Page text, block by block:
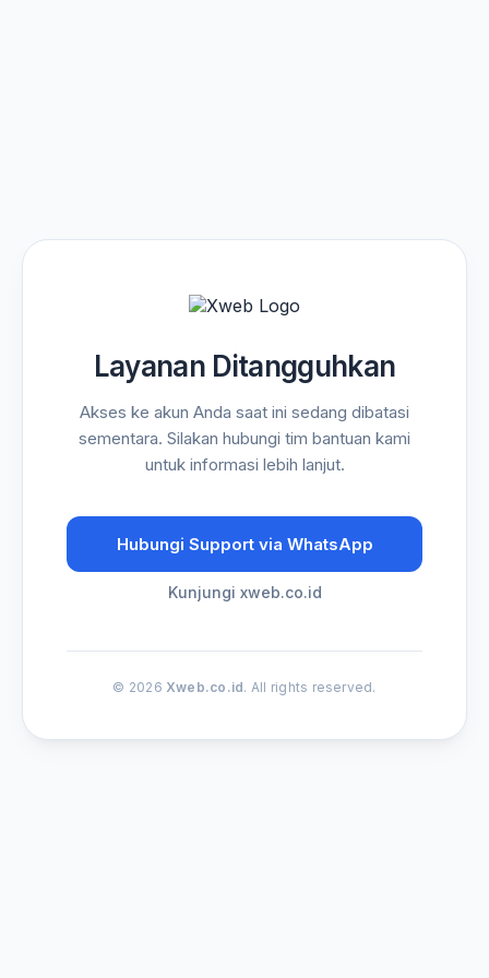
Layanan Ditangguhkan
Akses ke akun Anda saat ini sedang dibatasi
sementara. Silakan hubungi tim bantuan kami
untuk informasi lebih lanjut.
Hubungi Support via WhatsApp
Kunjungi xweb.co.id
© 2026 Xweb.co.id. All rights reserved.